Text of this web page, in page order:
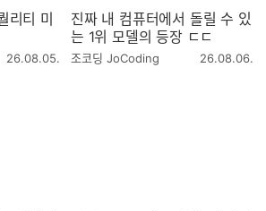
리티 미
작
26.08.05.
진짜 내 컴퓨터에서 돌릴 수 있
는 1위 모델의 등장 ㄷㄷ
조코딩 JoCoding
작
26.08.06.